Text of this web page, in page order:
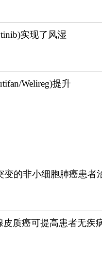
实现了风湿
Welireg)提升
变的非小细胞肺癌患者
质癌可提高患者无疾